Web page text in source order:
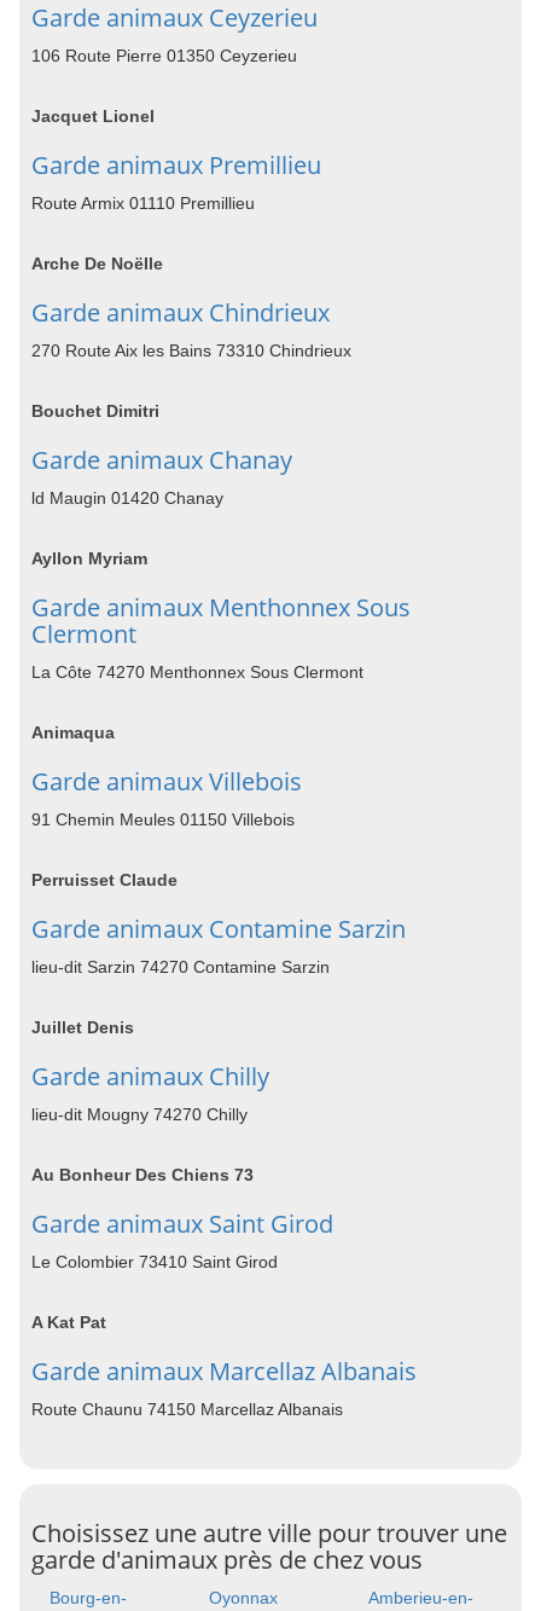
Garde animaux Ceyzerieu
106 Route Pierre 01350 Ceyzerieu
Jacquet Lionel
Garde animaux Premillieu
Route Armix 01110 Premillieu
Arche De Noëlle
Garde animaux Chindrieux
270 Route Aix les Bains 73310 Chindrieux
Bouchet Dimitri
Garde animaux Chanay
ld Maugin 01420 Chanay
Ayllon Myriam
Garde animaux Menthonnex Sous
Clermont
La Côte 74270 Menthonnex Sous Clermont
Animaqua
Garde animaux Villebois
91 Chemin Meules 01150 Villebois
Perruisset Claude
Garde animaux Contamine Sarzin
lieu-dit Sarzin 74270 Contamine Sarzin
Juillet Denis
Garde animaux Chilly
lieu-dit Mougny 74270 Chilly
Au Bonheur Des Chiens 73
Garde animaux Saint Girod
Le Colombier 73410 Saint Girod
A Kat Pat
Garde animaux Marcellaz Albanais
Route Chaunu 74150 Marcellaz Albanais
Choisissez une autre ville pour trouver une
garde d'animaux près de chez vous
Bourg-en-
Oyonnax
Amberieu-en-